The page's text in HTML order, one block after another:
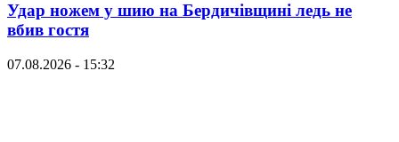
Удар ножем у шию на Бердичівщині ледь не
вбив гостя
07.08.2026 - 15:32